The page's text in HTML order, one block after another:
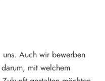
Auch wir bewerben
mit welchem